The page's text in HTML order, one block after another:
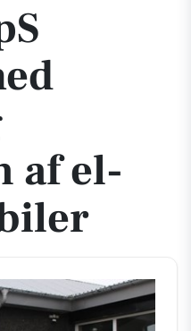
af el-